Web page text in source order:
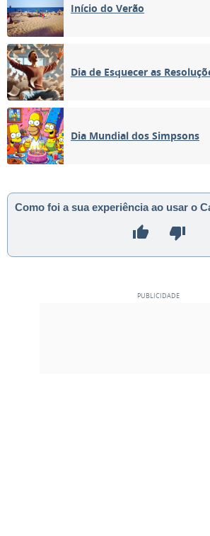
Início do Verão
Dia de Esquecer as
Dia Mundial dos Simpsons
Como foi a sua experiência ao usar o